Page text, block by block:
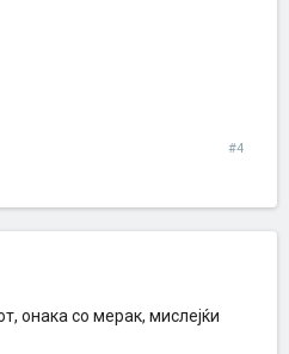
#4
онака со мерак, мислејќи